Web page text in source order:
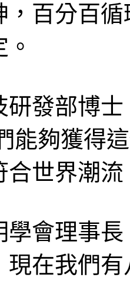
，百分百
研發部博
能夠獲得
合世界潮
學會理事
現在我們